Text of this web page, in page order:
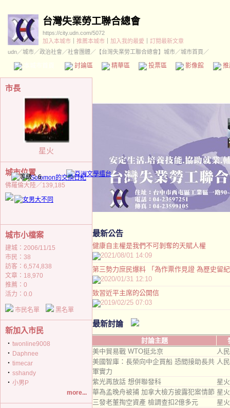
台灣失業勞工聯合總會
https://city.udn.com/5072
加入本城市
推薦本城市 加入我的最愛
訂閱最新文章
udn／城市／政治社會 ／社會團體／ 【台灣失業勞工聯合總會】城市／城市首頁／
討論區 精華區 投票區 影像館
市長
星火
城市位置
佛羅倫大陸／139,185
城市小檔案
建城：2006/11/15
市民：38
訪客：6,574,838
文章：18,970
推薦： 0
活力：0.0
市民名單 黑名單
新加入市民
‧ twonline9008
‧ Daphnee
‧ timecar
‧ sshandy
‧ 小男P
more...
最新公告
健康自主權是我們不可剝奪的天賦人權
2021/08/01 14:09
第三勢力庶民爆料 「為作票作見證 為歷史留
2020/01/31 12:10
致習近平主席的公開信
2019/02/25 07:03
最新討論
討論主題
美中貿易戰 WTO挺北京
人
美國智庫：長榮向中企買船 恐間接助長共
軍實力
人
紫光再放話 想併聯發科
星火
華為孟晚舟被捕 加拿大檢方披露犯案情節 星火
三發老董掏空資產 檢調查扣2億多元
星火